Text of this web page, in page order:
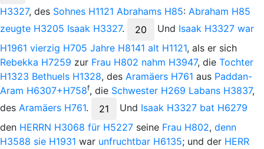
H3327, des Sohnes H1121 Abrahams H85: Abraham H85
zeugte H3205 Isaak H3327. 20 Und Isaak H3327 war
H1961 vierzig H705 Jahre H8141 alt H1121, als er sich
Rebekka H7259 zur Frau H802 nahm H3947, die Tochter
H1323 Bethuels H1328, des Aramäers H761 aus Paddan-
Aram H6307+H758f, die Schwester H269 Labans H3837,
des Aramäers H761. 21 Und Isaak H3327 bat H6279
den HERRN H3068 für H5227 seine Frau H802, denn
H3588 sie H1931 war unfruchtbar H6135; und der HERR